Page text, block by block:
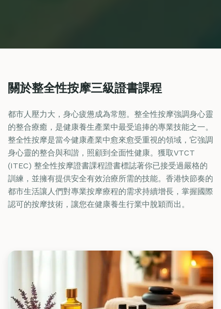
關於整全性按摩三級證書課程
都市人壓力大，身心疲憊成為常態。整全性按摩強調身心靈
的整合療癒，是健康養生產業中最受追捧的專業技能之一。
整全性按摩是當今健康產業中愈來愈受重視的領域，它強調
身心靈的整合與和諧，照顧到全面性健康。獲取VTCT
(ITEC) 整全性按摩證書課程證書標誌著你已接受過嚴格的
訓練，並擁有提供安全有效治療所需的技能。香港快節奏的
都市生活讓人們對專業按摩療程的需求持續增長，掌握國際
認可的按摩技術，讓您在健康養生行業中脫穎而出。